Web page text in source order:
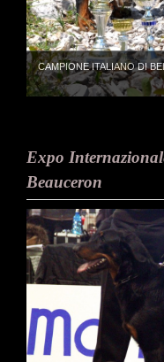
CAMPIONE ITALIANO DI
Expo
Beauceron